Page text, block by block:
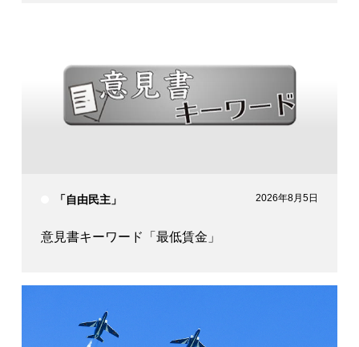
「自由民主」 2026年8月5日
意見書キーワード「最低賃金」